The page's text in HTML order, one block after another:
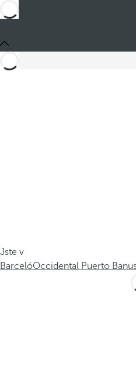
Jste v
BarcelóOccidental Puerto